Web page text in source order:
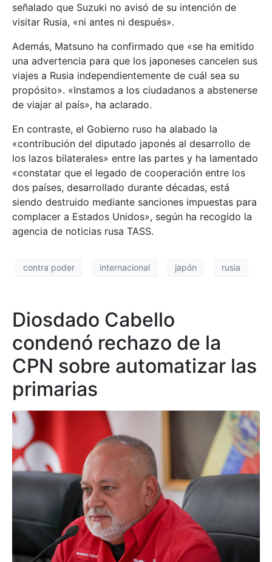
señalado que Suzuki no avisó de su intención de
visitar Rusia, «ni antes ni después».
Además, Matsuno ha confirmado que «se ha emitido
una advertencia para que los japoneses cancelen sus
viajes a Rusia independientemente de cuál sea su
propósito». «Instamos a los ciudadanos a abstenerse
de viajar al país», ha aclarado.
En contraste, el Gobierno ruso ha alabado la
«contribución del diputado japonés al desarrollo de
los lazos bilaterales» entre las partes y ha lamentado
«constatar que el legado de cooperación entre los
dos países, desarrollado durante décadas, está
siendo destruido mediante sanciones impuestas para
complacer a Estados Unidos», según ha recogido la
agencia de noticias rusa TASS.
contra poder internacional japón rusia
Diosdado Cabello
condenó rechazo de la
CPN sobre automatizar las
primarias